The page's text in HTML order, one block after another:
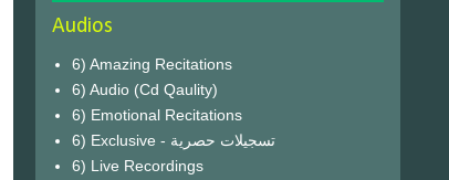
Audios
6) Amazing Recitations
6) Audio (Cd Qaulity)
6) Emotional Recitations
6) Exclusive - تسجيلات حصرية
6) Live Recordings